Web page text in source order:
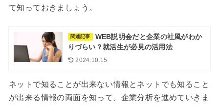
て知っておきましょう。
関連記事
WEB説明会だと企業の社風がわか
りづらい？就活生が必見の活用法
2024.10.15
ネットで知ることが出来ない情報とネットでも知ること
が出来る情報の両面を知って、企業分析を進めていきま